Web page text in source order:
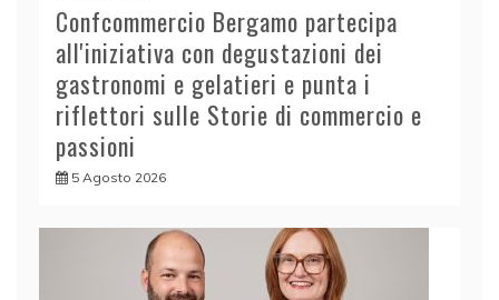
Confcommercio Bergamo partecipa
all'iniziativa con degustazioni dei
gastronomi e gelatieri e punta i
riflettori sulle Storie di commercio e
passioni
5 Agosto 2026